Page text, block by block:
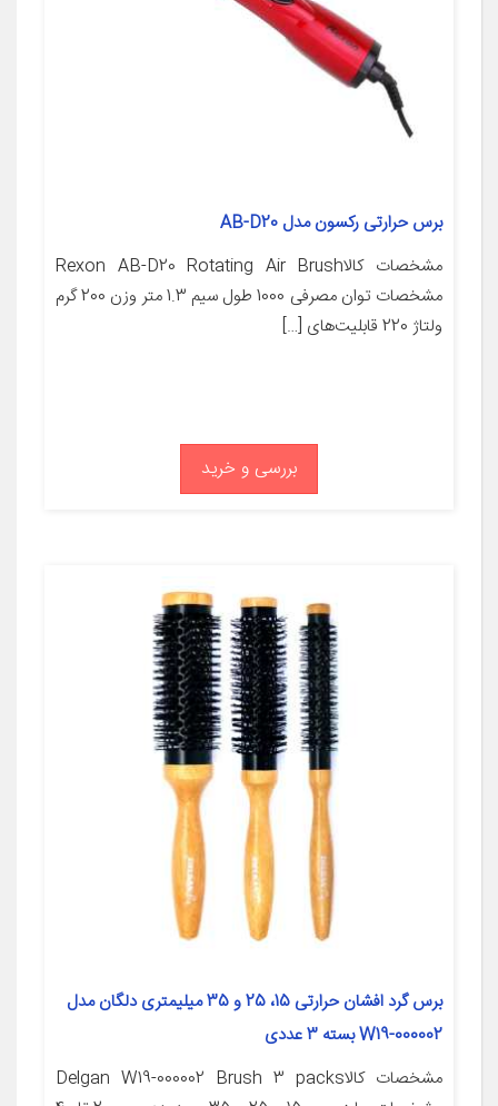
برس حرارتی رکسون مدل AB-D20
مشخصات کالاRexon AB-D20 Rotating Air Brush
مشخصات توان مصرفی 1000 طول سیم 1.3 متر وزن 200 گرم
ولتاژ 220 قابلیت‌های […]
بررسی و خرید
برس گرد افشان حرارتی 15، 25 و 35 میلیمتری دلگان مدل
W19-000002 بسته 3 عددی
مشخصات کالاDelgan W19-000002 Brush 3 packs